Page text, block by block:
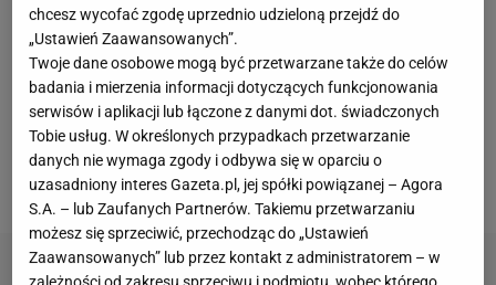
udział mogą wziąć wyłącznie kobiety. Kilka dni temu,
podczas jednego zmeczów, sędziowie poprosili
jedną z "uczestniczek" o włączenie kameryonline
celu zidentyfikowania jej płci. Jak się później
okazało, w jednej z drużyn zagrał mężczyzna ubrany
w perukę, okulary i maseczkę zasłaniającą twarz.
chcesz wycofać zgodę uprzednio udzieloną przejdź do
„Ustawień Zaawansowanych”.
Twoje dane osobowe mogą być przetwarzane także do celów
badania i mierzenia informacji dotyczących funkcjonowania
serwisów i aplikacji lub łączone z danymi dot. świadczonych
Tobie usług. W określonych przypadkach przetwarzanie
danych nie wymaga zgody i odbywa się w oparciu o
uzasadniony interes Gazeta.pl, jej spółki powiązanej – Agora
S.A. – lub Zaufanych Partnerów. Takiemu przetwarzaniu
możesz się sprzeciwić, przechodząc do „Ustawień
Zaawansowanych” lub przez kontakt z administratorem – w